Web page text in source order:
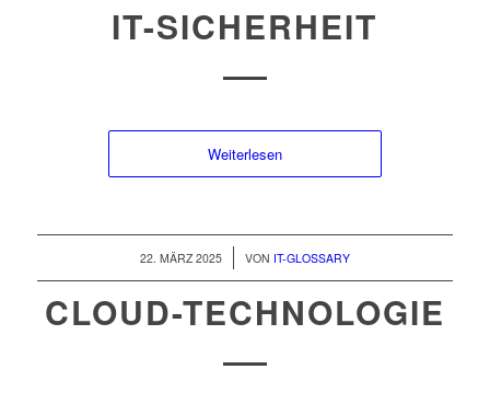
IT-SICHERHEIT
Weiterlesen
22. MÄRZ 2025
/ VON IT-GLOSSARY
CLOUD-TECHNOLOGIE